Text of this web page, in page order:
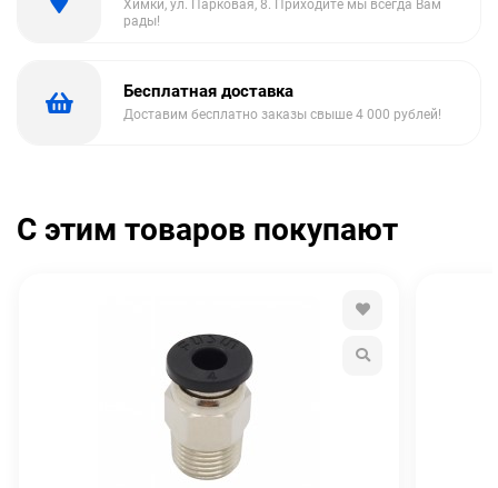
Химки, ул. Парковая, 8. Приходите мы всегда Вам
рады!
Бесплатная доставка
Доставим бесплатно заказы свыше 4 000 рублей!
С этим товаров покупают